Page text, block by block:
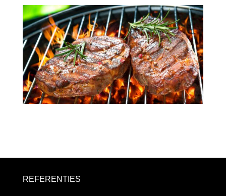
REFERENTIES